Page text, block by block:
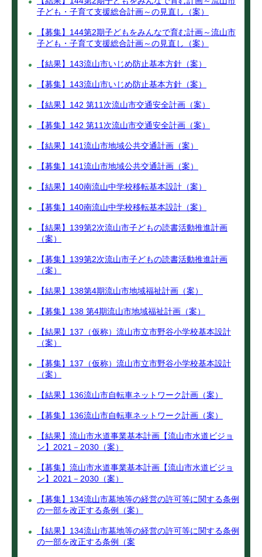
子ども・子育て支援総合計画～の見直し（案）
【募集】144第2期子どもをみんなで育む計画～流山市
子ども・子育て支援総合計画～の見直し（案）
【結果】143流山市いじめ防止基本方針（案）
【募集】143流山市いじめ防止基本方針（案）
【結果】142 第11次流山市交通安全計画（案）
【募集】142 第11次流山市交通安全計画（案）
【結果】141流山市地域公共交通計画（案）
【募集】141流山市地域公共交通計画（案）
【結果】140南流山中学校移転基本設計（案）
【募集】140南流山中学校移転基本設計（案）
【結果】139第2次流山市子どもの読書活動推進計画
（案）
【募集】139第2次流山市子どもの読書活動推進計画
（案）
【結果】138第4期流山市地域福祉計画（案）
【募集】138 第4期流山市地域福祉計画（案）
【結果】137（仮称）流山市立市野谷小学校基本設計
（案）
【募集】137（仮称）流山市立市野谷小学校基本設計
（案）
【結果】136流山市自転車ネットワーク計画（案）
【募集】136流山市自転車ネットワーク計画（案）
【結果】流山市水道事業基本計画【流山市水道ビジョ
ン】2021－2030（案）
【募集】流山市水道事業基本計画【流山市水道ビジョ
ン】2021－2030（案）
【募集】134流山市墓地等の経営の許可等に関する条例
の一部を改正する条例（案）
【結果】134流山市墓地等の経営の許可等に関する条例
の一部を改正する条例（案